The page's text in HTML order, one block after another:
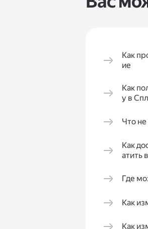
Как
ие
Как
у в
Что не
Как
атить
Где
Как
Как